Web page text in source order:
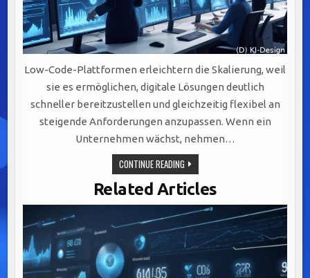
Low-Code-Plattformen erleichtern die Skalierung, weil
sie es ermöglichen, digitale Lösungen deutlich
schneller bereitzustellen und gleichzeitig flexibel an
steigende Anforderungen anzupassen. Wenn ein
Unternehmen wächst, nehmen…
CONTINUE READINGLOW-
CODE-
PLATTFORMEN:
SCHNELLE
SKALIERUNG
UND
FLEXIBLE
ANPASSUNGEN
FÜR
WACHSENDE
UNTERNEHMEN
Related Articles